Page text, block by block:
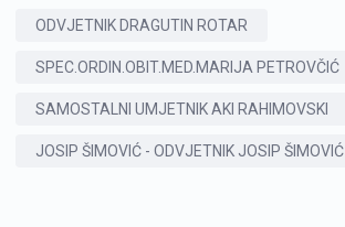
ODVJETNIK DRAGUTIN ROTAR
SPEC.ORDIN.OBIT.MED.MARIJA PETROVČIĆ
SAMOSTALNI UMJETNIK AKI RAHIMOVSKI
JOSIP ŠIMOVIĆ - ODVJETNIK JOSIP ŠIMOVIĆ